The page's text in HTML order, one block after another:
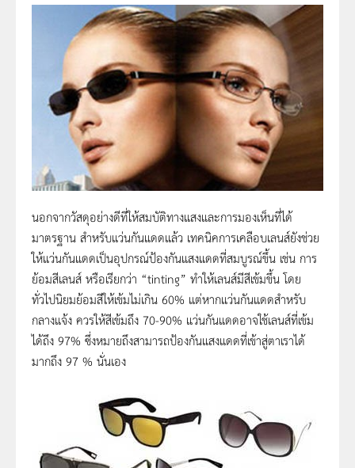
นอกจากวัสดุอย่างดีที่ให้สมบัติทางแสงและการมองเห็นที่ได้
มาตรฐาน สำหรับแว่นกันแดดแล้ว เทคนิคการเคลือบเลนส์ยังช่วย
ให้แว่นกันแดดเป็นอุปกรณ์ป้องกันแสงแดดที่สมบูรณ์ขึ้น เช่น การ
ย้อมสีเลนส์ หรือเรียกว่า “tinting” ทำให้เลนส์มีสีเข้มขึ้น โดย
ทั่วไปนิยมย้อมสีให้เข้มไม่เกิน 60% แต่หากแว่นกันแดดสำหรับ
กลางแจ้ง ควรให้สีเข้มถึง 70-90% แว่นกันแดดอาจใช้เลนส์ที่เข้ม
ได้ถึง 97% ซึ่งหมายถึงสามารถป้องกันแสงแดดที่เข้าสู่ตาเราได้
มากถึง 97 % นั่นเอง